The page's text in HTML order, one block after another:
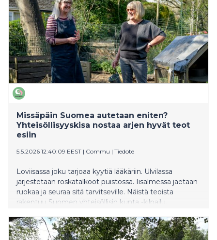
ovat muuttaneet heidän elämäänsä.
Missäpäin Suomea autetaan eniten?
Yhteisöllisyyskisa nostaa arjen hyvät teot
esiin
5.5.2026 12:40:09 EEST | Commu | Tiedote
Loviisassa joku tarjoaa kyytiä lääkäriin. Ulvilassa
järjestetään roskatalkoot puistossa. Iisalmessa jaetaan
ruokaa ja seuraa sitä tarvitseville. Näistä teoista
rakentuu Suomen yhteisöllisin kunta -kilpailu,
hyvin suomalaiset pitävät toisistaan huolta.